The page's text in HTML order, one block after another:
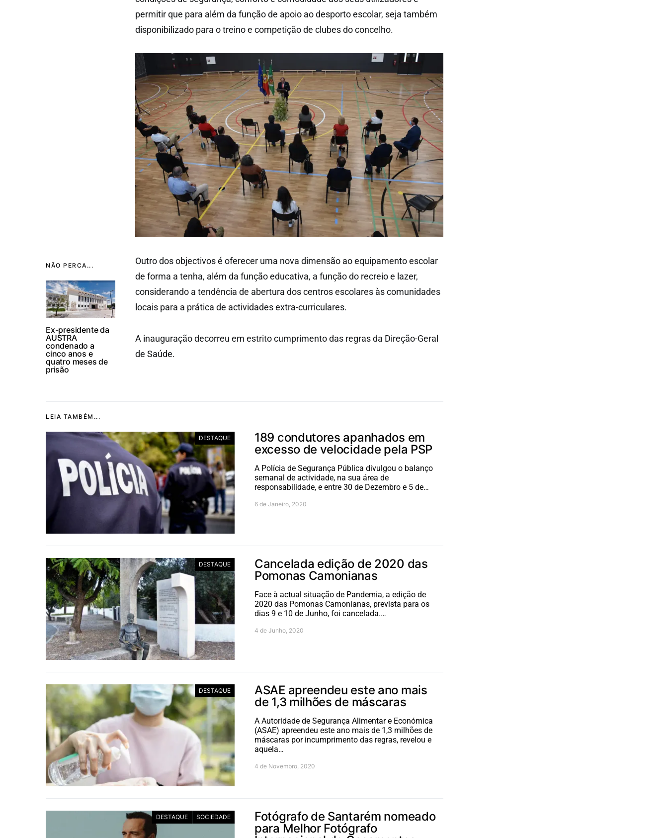
NÃO PERCA...
Ex-presidente da
AUSTRA
condenado a
cinco anos e
quatro meses de
prisão
permitir que para além da função de apoio ao desporto escolar, seja também
disponibilizado para o treino e competição de clubes do concelho.
Outro dos objectivos é oferecer uma nova dimensão ao equipamento escolar
de forma a tenha, além da função educativa, a função do recreio e lazer,
considerando a tendência de abertura dos centros escolares às comunidades
locais para a prática de actividades extra-curriculares.
A inauguração decorreu em estrito cumprimento das regras da Direção-Geral
de Saúde.
LEIA TAMBÉM...
DESTAQUE
189 condutores apanhados em
excesso de velocidade pela PSP
A Polícia de Segurança Pública divulgou o balanço
semanal de actividade, na sua área de
responsabilidade, e entre 30 de Dezembro e 5 de…
6 de Janeiro, 2020
DESTAQUE
Cancelada edição de 2020 das
Pomonas Camonianas
Face à actual situação de Pandemia, a edição de
2020 das Pomonas Camonianas, prevista para os
dias 9 e 10 de Junho, foi cancelada.…
4 de Junho, 2020
DESTAQUE
ASAE apreendeu este ano mais
de 1,3 milhões de máscaras
A Autoridade de Segurança Alimentar e Económica
(ASAE) apreendeu este ano mais de 1,3 milhões de
máscaras por incumprimento das regras, revelou e
aquela…
4 de Novembro, 2020
DESTAQUE SOCIEDADE
Fotógrafo de Santarém nomeado
para Melhor Fotógrafo